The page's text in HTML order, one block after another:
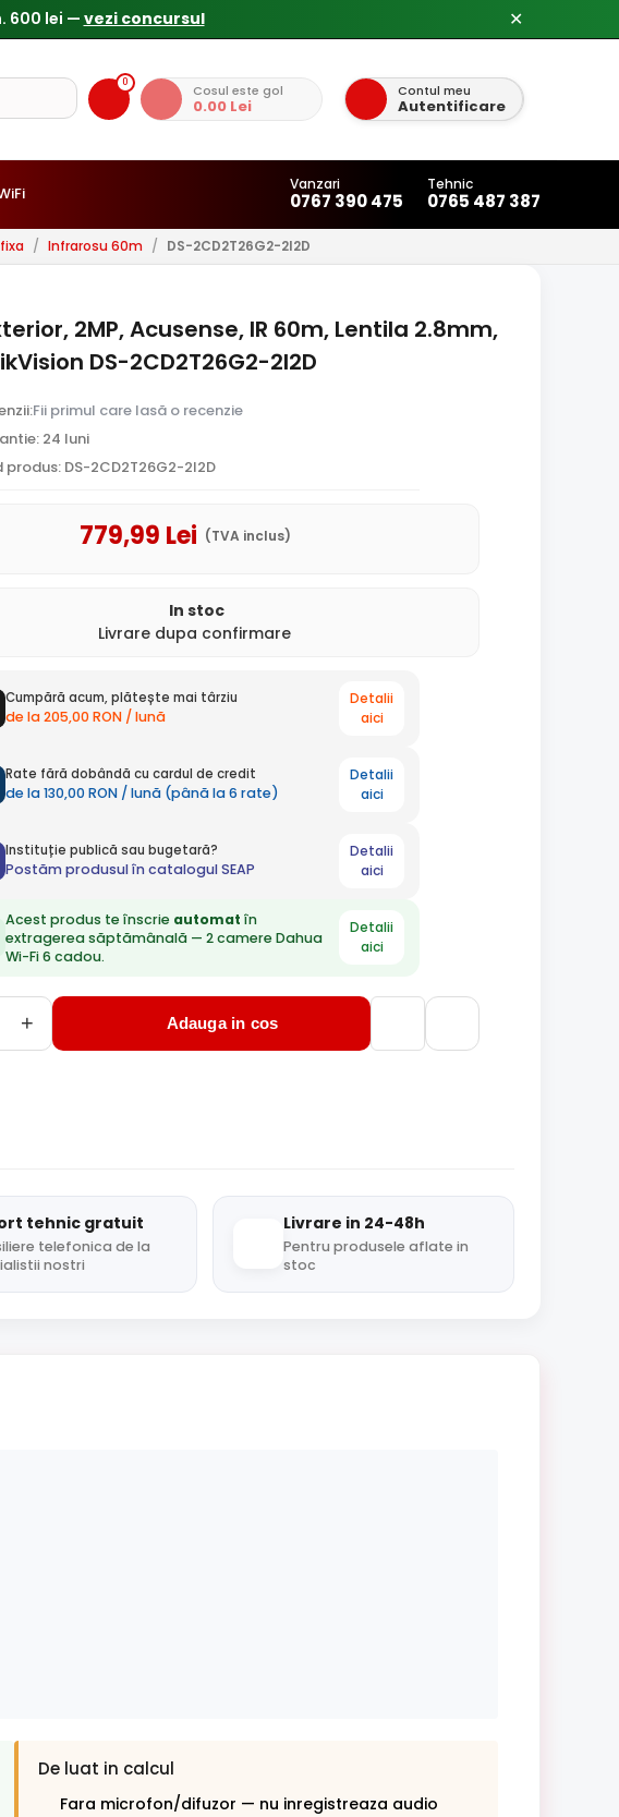
✕
0 Cosul este gol
0.00 Lei
Contul meu
Autentificare
Vanzari
0767 390 475
Tehnic
0765 487 387
/ Infrarosu 60m / DS-2CD2T26G2-2I2D
2MP, Acusense, IR 60m, Lentila 2.8mm,
DS-2CD2T26G2-2I2D
Fii primul care lasă o recenzie
24 luni
produs: DS-2CD2T26G2-2I2D
779,99 Lei (TVA inclus)
In stoc
Livrare dupa confirmare
Cumpără acum, plătește mai târziu
de la 205,00 RON / lună
Detalii
aici
Rate fără dobândă cu cardul de credit
de la 130,00 RON / lună (până la 6 rate)
Detalii
aici
Instituție publică sau bugetară?
Postăm produsul în catalogul SEAP
Detalii
aici
Acest produs te înscrie automat în
extragerea săptămânală — 2 camere Dahua
Wi-Fi 6 cadou.
Detalii
aici
+ Adauga in cos
tehnic gratuit
telefonica de la
nostri
Livrare in 24-48h
Pentru produsele aflate in
stoc
De luat in calcul
Fara microfon/difuzor — nu inregistreaza audio